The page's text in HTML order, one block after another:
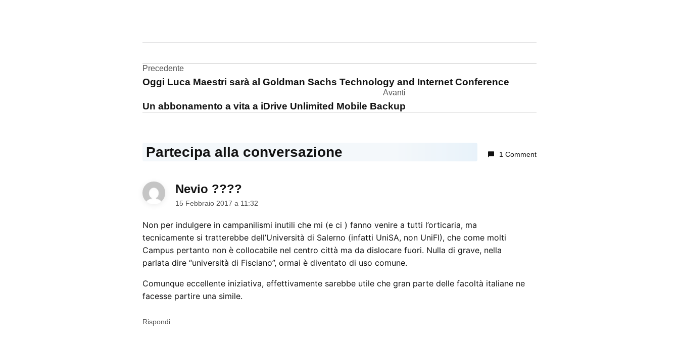
Academy
Navigazione
Precedente
Oggi Luca Maestri sarà al Goldman Sachs Technology and Internet Conference
Avanti
Un abbonamento a vita a iDrive Unlimited Mobile Backup
Partecipa alla conversazione 1 Comment
Nevio ????
15 Febbraio 2017 a 11:32
Non per indulgere in campanilismi inutili che mi (e ci ) fanno venire a tutti l’orticaria, ma
tecnicamente si tratterebbe dell’Università di Salerno (infatti UniSA, non UniFI), che come molti
Campus pertanto non è collocabile nel centro città ma da dislocare fuori. Nulla di grave, nella
parlata dire “università di Fisciano”, ormai è diventato di uso comune.
Comunque eccellente iniziativa, effettivamente sarebbe utile che gran parte delle facoltà italiane ne
facesse partire una simile.
Rispondi